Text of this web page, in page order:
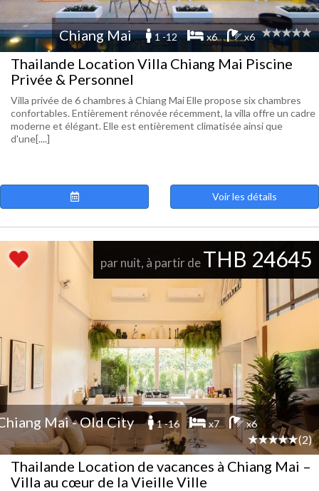
Chiang Mai 1 -12 x6 x6
Thailande Location Villa Chiang Mai Piscine
Privée & Personnel
Villa privée de 6 chambres à Chiang Mai Elle propose six chambres
confortables. Entièrement rénovée récemment, la villa offre un cadre
moderne et élégant. Elle est entièrement climatisée ainsi que
d'une[....]
Voir les détails
par nuit, à partir deTHB 24645
Mai - Old City 1 -16 x7 x6
(2)
Thailande Location de vacances à Chiang Mai –
Villa au cœur de la Vieille Ville